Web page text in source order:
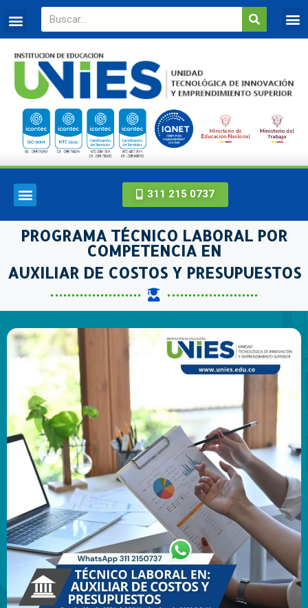
311 215 0737
PROGRAMA TÉCNICO LABORAL POR
COMPETENCIA EN
AUXILIAR DE COSTOS Y PRESUPUESTOS